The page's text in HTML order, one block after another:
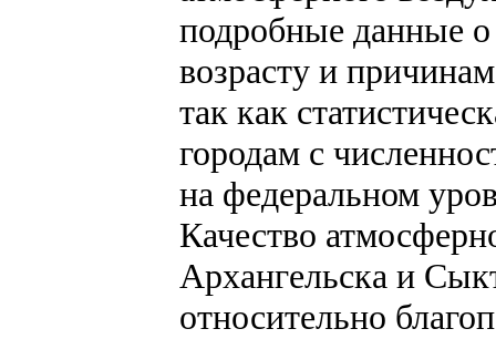
подробные данные
возрасту и
так как
городам с
на федеральном
Качество
Архангельска и
относительно